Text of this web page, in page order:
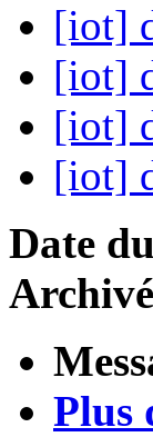
[iot]
[iot]
[iot]
[iot]
Date
Plus